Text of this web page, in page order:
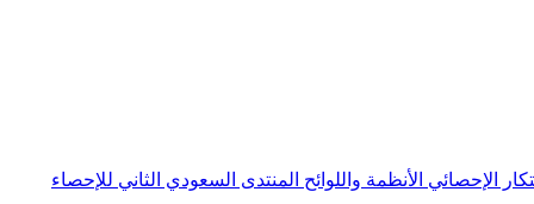
الإحصائي الأنظمة واللوائح المنتدى السعودي الثاني للإحصاء